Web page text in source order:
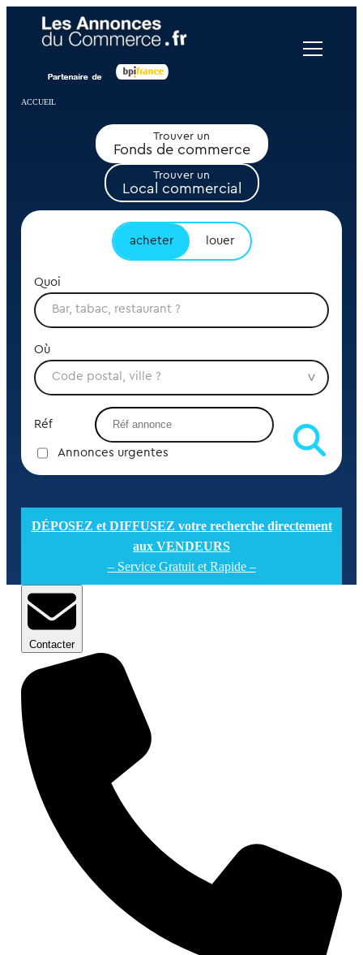
ACCUEIL
Trouver un
Fonds de commerce
Trouver un
Local commercial
acheter louer
Quoi
Où
Réf
Annonces urgentes
DÉPOSEZ et DIFFUSEZ votre recherche directement
aux VENDEURS
– Service Gratuit et Rapide –
Contacter
Panneau de gestion des cookies